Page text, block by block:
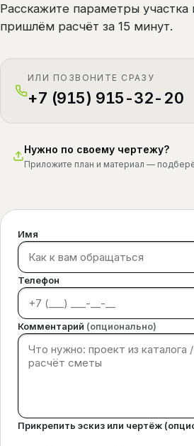
Расскажите параметры
пришлём расчёт за 15 минут.
ИЛИ ПОЗВОНИТЕ СРАЗУ
+7 (915) 915-32-20
Нужно по своему чертежу?
Приложите план и материал —
Имя
Телефон
Комментарий (опционально)
Прикрепить эскиз или чертёж